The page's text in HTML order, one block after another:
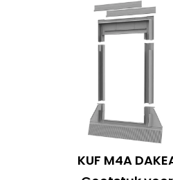
KUF M4A